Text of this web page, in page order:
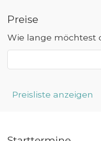
Preise
Wie lange möchtest
Preisliste anzeigen